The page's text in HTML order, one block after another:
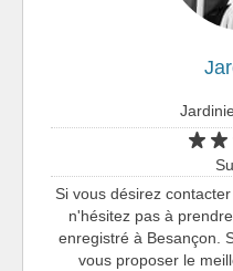
Si vous désirez
n'hésitez pas à
enregistré à Besançon.
vous proposer le